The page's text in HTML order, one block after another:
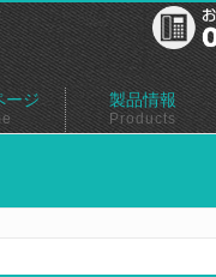
ージ 製品情報
Products